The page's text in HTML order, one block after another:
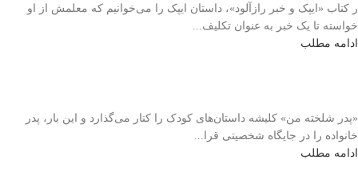
ر کتاب «ایپک و خبر رازآلود»، داستان ایپک را می‌خوانیم که معلمش از او
خواسته تا یک خبر به عنوان تکلیف...
ادامه مطلب
«پدر شلخته من» کلیشه داستان‌های کودک را کنار می‌گذارد و این بار، پدر
خانواده را در جایگاه شخصیتی قرا...
ادامه مطلب